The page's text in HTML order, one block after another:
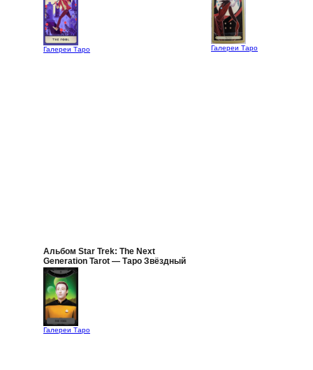
Галереи Таро Галереи Таро
Альбом Star Trek: The Next
Generation Tarot — Таро Звёздный
Путь: Следующее поколение
Галереи Таро